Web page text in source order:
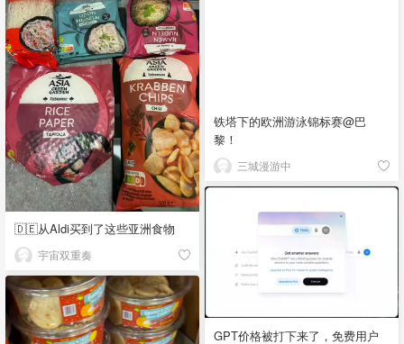
铁塔下的欧洲游泳锦标赛@巴
黎！
三城漫游中
🇩🇪从Aldi买到了这些亚洲食物
宇宙双重奏
GPT价格被打下来了，免费用户